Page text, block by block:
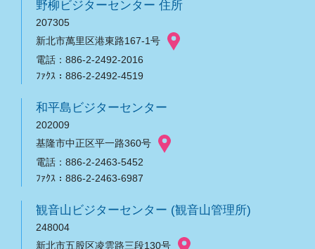
野柳ビジターセンター 住所
207305
新北市萬里区港東路167-1号
電話：886-2-2492-2016
ﾌｧｸｽ：886-2-2492-4519
和平島ビジターセンター
202009
基隆市中正区平一路360号
電話：886-2-2463-5452
ﾌｧｸｽ：886-2-2463-6987
観音山ビジターセンター (観音山管理所)
248004
新北市五股区凌雲路三段130号